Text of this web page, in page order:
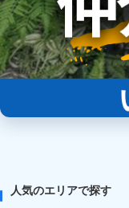
人気のエリアで探す